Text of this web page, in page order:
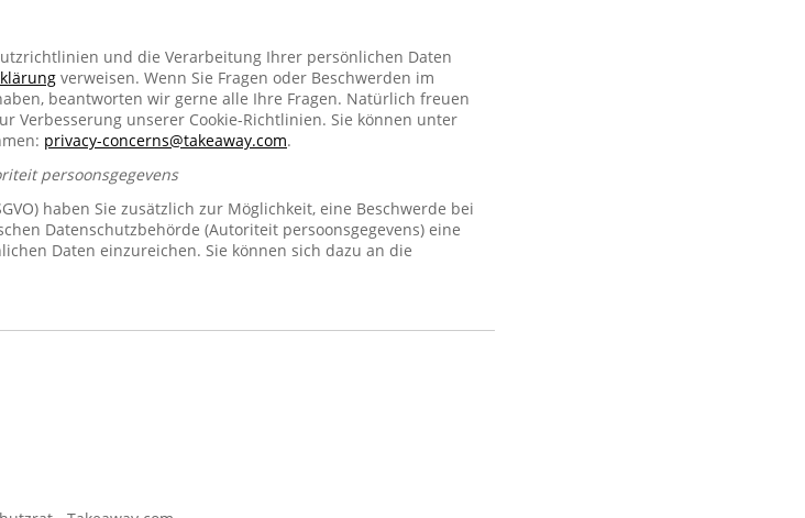
und die Verarbeitung Ihrer persönlichen Daten
verweisen. Wenn Sie Fragen oder Beschwerden im
beantworten wir gerne alle Ihre Fragen. Natürlich freuen
Verbesserung unserer Cookie-Richtlinien. Sie können unter
privacy-concerns@takeaway.com.
persoonsgegevens
haben Sie zusätzlich zur Möglichkeit, eine Beschwerde bei
Datenschutzbehörde (Autoriteit persoonsgegevens) eine
Daten einzureichen. Sie können sich dazu an die